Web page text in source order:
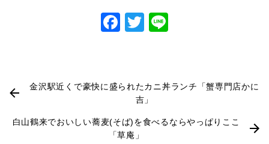
Facebook
Twitter
金沢駅近くで豪快に盛られたカニ丼ランチ「蟹専門店かに
吉」
白山鶴来でおいしい蕎麦(そば)を食べるならやっぱりここ
「草庵」